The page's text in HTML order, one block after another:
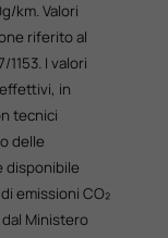
km. Valori
riferito al
1153. I valori
in
tecnici
delle
disponibile
emissioni CO₂
Ministero